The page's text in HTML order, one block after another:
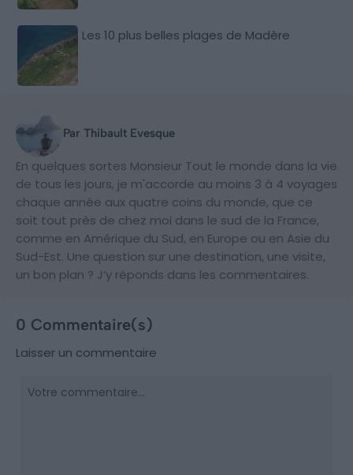
Les 10 plus belles plages de Madère
Par Thibault Evesque
En quelques sortes Monsieur Tout le monde dans la vie
de tous les jours, je m'accorde au moins 3 à 4 voyages
chaque année aux quatre coins du monde, que ce
soit tout près de chez moi dans le sud de la France,
comme en Amérique du Sud, en Europe ou en Asie du
Sud-Est. Une question sur une destination, une visite,
un bon plan ? J’y réponds dans les commentaires.
0 Commentaire(s)
Laisser un commentaire